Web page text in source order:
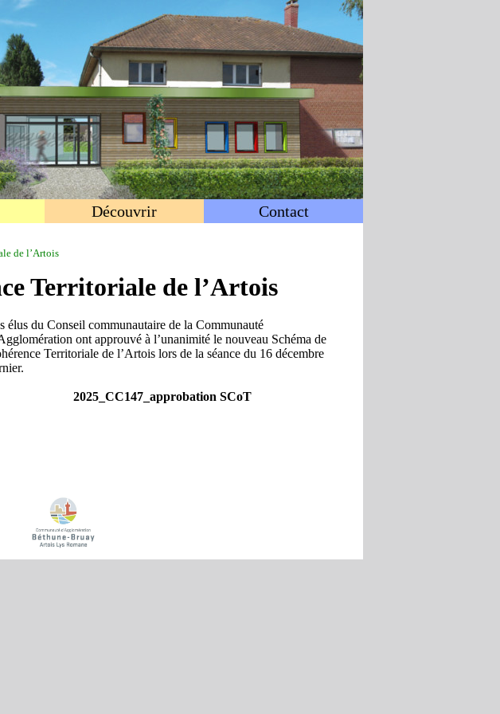
Découvrir Contact
de l’Artois
Territoriale de l’Artois
élus du Conseil communautaire de la Communauté
ont approuvé à l’unanimité le nouveau Schéma de
Territoriale de l’Artois lors de la séance du 16 décembre
2025_CC147_approbation SCoT